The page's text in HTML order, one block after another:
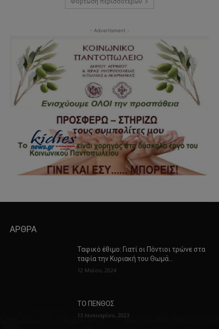
- Advertisment -
ΑΡΘΡΑ
Ταφικό έθιμο: Γιατί οι Πόντιοι τρώνε στα
ταφία την Κυριακή του Θωμά…
12 Μαΐου, 2024
ΤΟ ΠΕΝΘΟΣ
13 Ιανουαρίου, 2023